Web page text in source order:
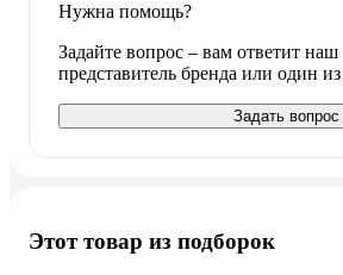
Нужна помощь?
Задайте вопрос – вам ответит наш
представитель бренда или один
Задать вопрос
Этот товар из подборок